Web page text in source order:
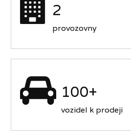
2
provozovny
100+
vozidel k prodeji